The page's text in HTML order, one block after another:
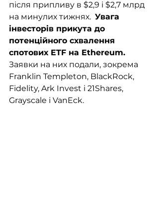
після припливу в $2,9 і $2,7 млрд
на минулих тижнях. Увага
інвесторів прикута до
потенційного схвалення
спотових ETF на Ethereum.
Заявки на них подали, зокрема
Franklin Templeton, BlackRock,
Fidelity, Ark Invest і 21Shares,
Grayscale і VanEck.